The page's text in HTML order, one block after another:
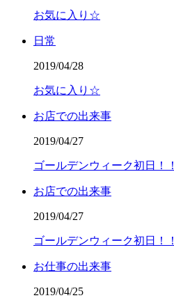
お気に入り☆
日常
2019/04/28
お気に入り☆
お店での出来事
2019/04/27
ゴールデンウィーク初日！！
お店での出来事
2019/04/27
ゴールデンウィーク初日！！
お仕事の出来事
2019/04/25